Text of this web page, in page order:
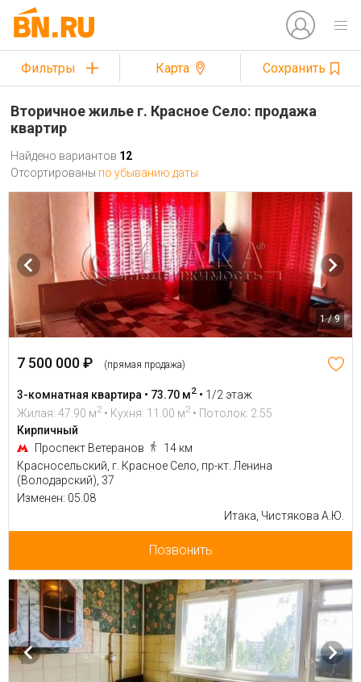
Фильтры Карта Сохранить
Вторичное жилье г. Красное Село: продажа
квартир
Найдено вариантов 12
Отсортированы по убыванию даты
1 / 9
7 500 000 ₽ (прямая продажа)
3-комнатная квартира • 73.70 м2 • 1/2 этаж
Жилая: 47.90 м2 • Кухня: 11.00 м2 • Потолок: 2.55
Кирпичный
Проспект Ветеранов
14 км
Красносельский, г. Красное Село, пр-кт. Ленина
(Володарский), 37
Изменен: 05.08
Итака, Чистякова А.Ю.
Позвонить